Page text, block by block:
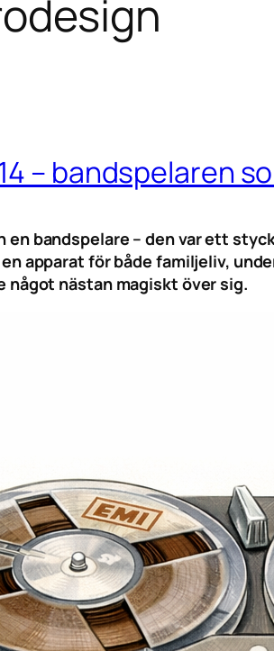
– bandspelaren
en bandspelare – den var ett
apparat för både familjeliv,
nästan magiskt över sig.